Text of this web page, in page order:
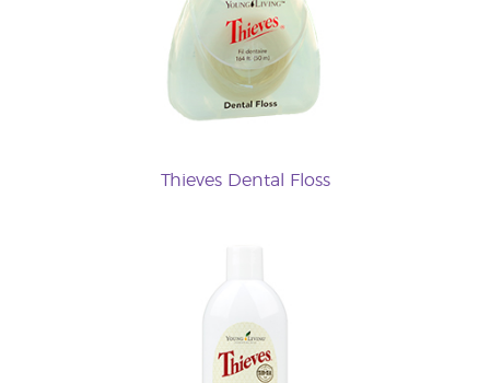
Thieves Dental Floss